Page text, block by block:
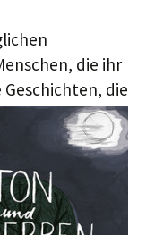
die ihr
die